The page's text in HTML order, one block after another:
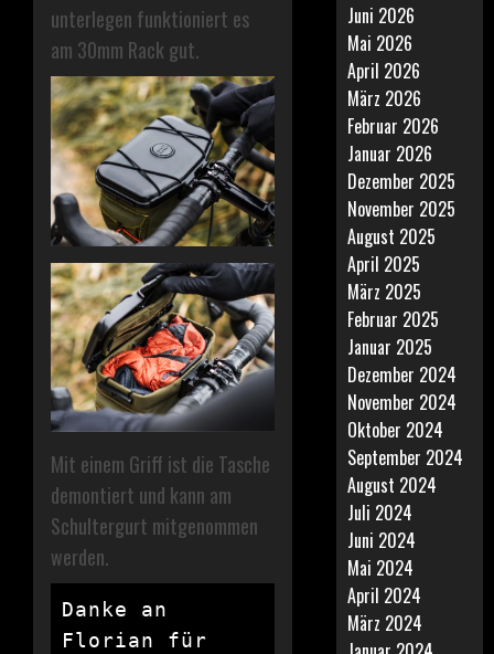
unterlegen funktioniert es
am 30mm Rack gut.
Mit einem Griff ist die Tasche
demontiert und kann am
Schultergurt mitgenommen
werden.
Danke an
Florian für
Juni 2026
Mai 2026
April 2026
März 2026
Februar 2026
Januar 2026
Dezember 2025
November 2025
August 2025
April 2025
März 2025
Februar 2025
Januar 2025
Dezember 2024
November 2024
Oktober 2024
September 2024
August 2024
Juli 2024
Juni 2024
Mai 2024
April 2024
März 2024